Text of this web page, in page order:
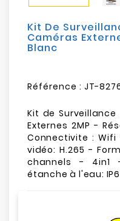
Loisirs
Kit De
Caméras
Blanc
Référence : JT-
Kit de Surveillance
Externes 2MP -
Connectivite :
vidéo: H.265 -
channels - 4in1
étanche à l'eau: